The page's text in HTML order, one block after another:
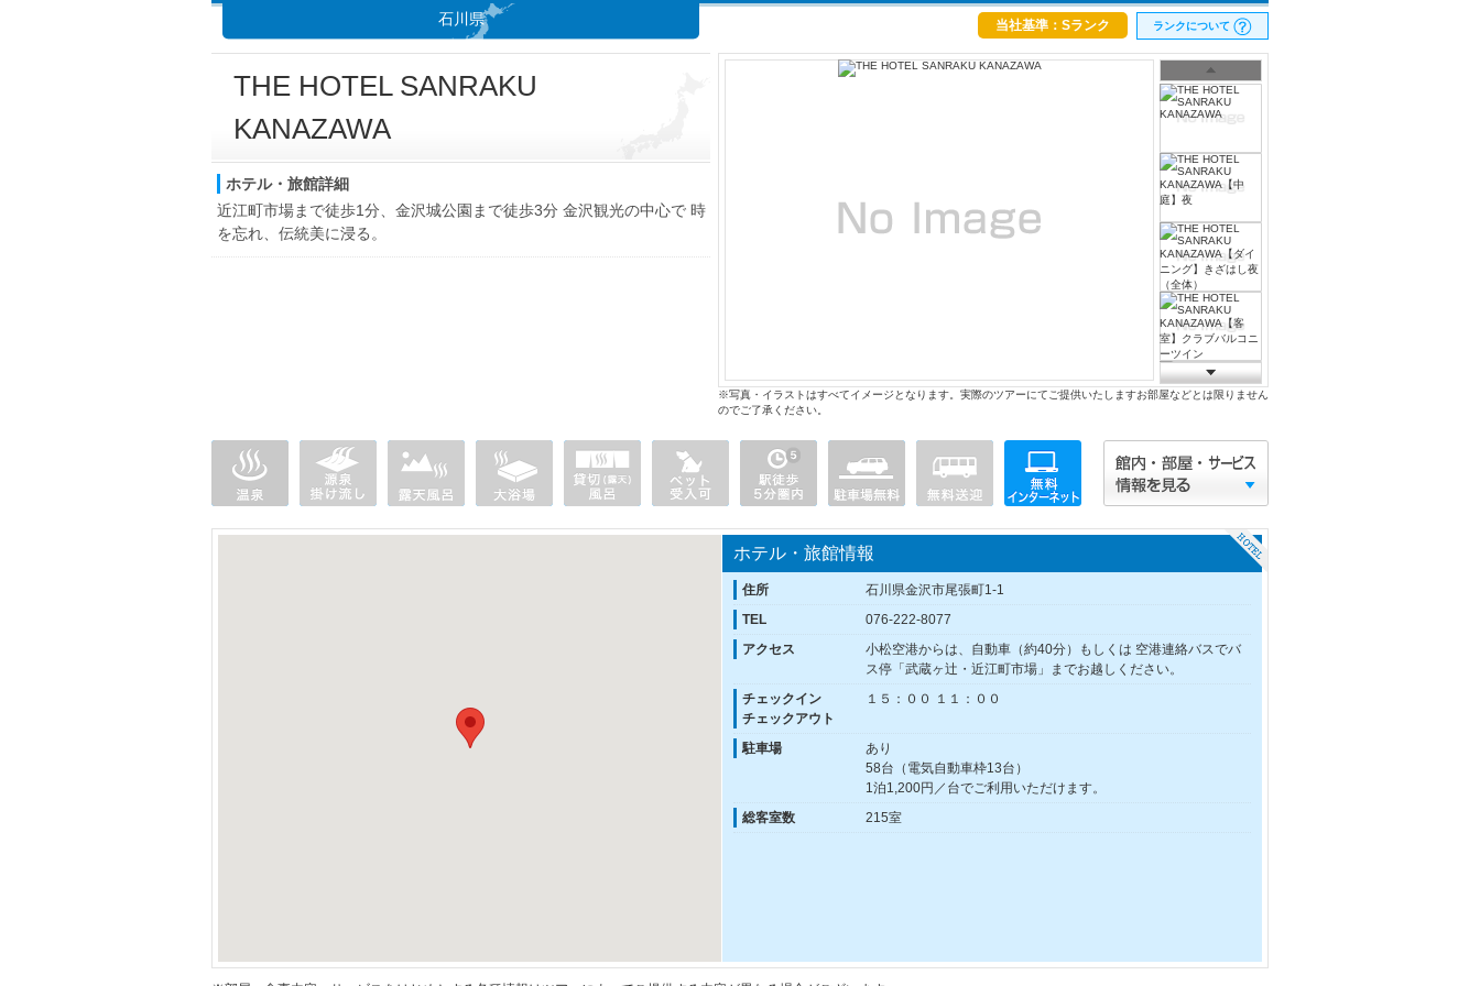
石川県 当社基準：Sランク ランクについて
THE HOTEL SANRAKU
KANAZAWA
ホテル・旅館詳細
近江町市場まで徒歩1分、金沢城公園まで徒歩3分 金沢観光の中心で 時
を忘れ、伝統美に浸る。
※写真・イラストはすべてイメージとなります。実際のツアーにてご提供いたしますお部屋などとは限りません
のでご了承ください。
ホテル・旅館情報
住所
石川県金沢市尾張町1-1
TEL
076-222-8077
アクセス
小松空港からは、自動車（約40分）もしくは 空港連絡バスでバ
ス停「武蔵ヶ辻・近江町市場」までお越しください。
チェックイン
チェックアウト
１５：００ １１：００
駐車場
あり
58台（電気自動車枠13台）
1泊1,200円／台でご利用いただけます。
総客室数
215室